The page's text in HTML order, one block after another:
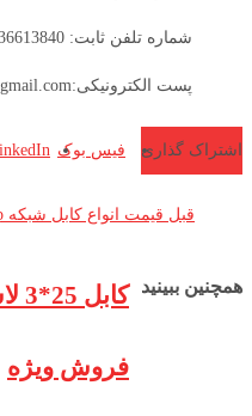
شماره تلفن ثابت: 02136613840 -02133911013
پست الکترونیکی:aradcable@gmail.com
اشتراک گذاری فیس بوک
قبل قیمت انواع کابل شبکه cat6 ftp
همچنین ببینید
فروش ویژه